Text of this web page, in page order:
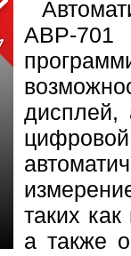
АВР-701
дисплей,
таких
а также